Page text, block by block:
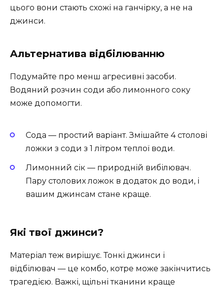
цього вони стають схожі на ганчірку, а не на
джинси.
Альтернатива відбілюванню
Подумайте про менш агресивні засоби.
Водяний розчин соди або лимонного соку
може допомогти.
Сода — простий варіант. Змішайте 4 столові
ложки з соди з 1 літром теплої води.
Лимонний сік — природній вибілювач.
Пару столових ложок в додаток до води, і
вашим джинсам стане краще.
Які твої джинси?
Матеріал теж вирішує. Тонкі джинси і
відбілювач — це комбо, котре може закінчитись
трагедією. Важкі, щільні тканини краще